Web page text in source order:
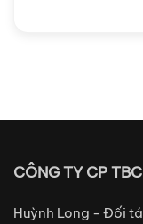
CÔNG TY CP
Huỳnh Long - Đối